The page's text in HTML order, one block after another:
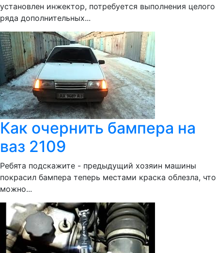
установлен инжектор, потребуется выполнения целого
ряда дополнительных...
Как очернить бампера на
ваз 2109
Ребята подскажите - предыдущий хозяин машины
покрасил бампера теперь местами краска облезла, что
можно...